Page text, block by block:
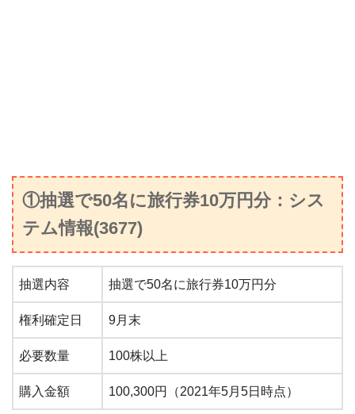
①抽選で50名に旅行券10万円分：シス
テム情報(3677)
抽選内容 抽選で50名に旅行券10万円分
権利確定日 9月末
必要数量 100株以上
購入金額 100,300円（2021年5月5日時点）